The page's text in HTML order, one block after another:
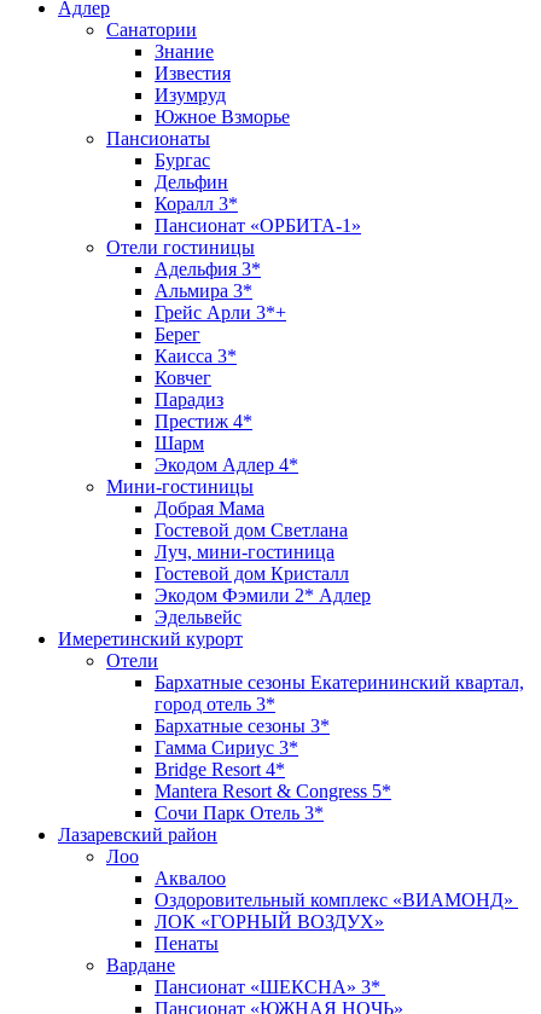
Адлер
Санатории
Знание
Известия
Изумруд
Южное Взморье
Пансионаты
Бургас
Дельфин
Коралл 3*
Пансионат «ОРБИТА-1»
Отели гостиницы
Адельфия 3*
Альмира 3*
Грейс Арли 3*+
Берег
Каисса 3*
Ковчег
Парадиз
Престиж 4*
Шарм
Экодом Адлер 4*
Мини-гостиницы
Добрая Мама
Гостевой дом Светлана
Луч, мини-гостиница
Гостевой дом Кристалл
Экодом Фэмили 2* Адлер
Эдельвейс
Имеретинский курорт
Отели
Бархатные сезоны Екатерининский квартал,
город отель 3*
Бархатные сезоны 3*
Гамма Сириус 3*
Bridge Resort 4*
Mantera Resort & Congress 5*
Сочи Парк Отель 3*
Лазаревский район
Лоо
Аквалоо
Оздоровительный комплекс «ВИАМОНД»
ЛОК «ГОРНЫЙ ВОЗДУХ»
Пенаты
Вардане
Пансионат «ШЕКСНА» 3*
Пансионат «ЮЖНАЯ НОЧЬ»